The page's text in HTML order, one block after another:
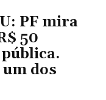
PF mira
50
dos